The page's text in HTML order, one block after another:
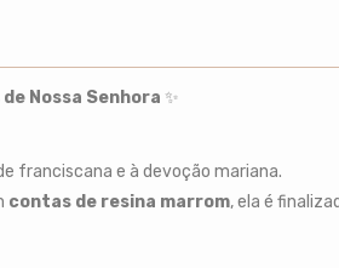
Nossa Senhora ✨
franciscana e à devoção mariana.
contas de resina marrom, ela é